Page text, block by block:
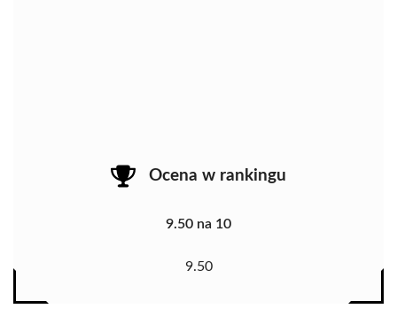
Ocena w rankingu
9.50 na 10
9.50